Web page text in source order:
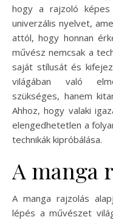
hogy a rajzoló
univerzális nyelvet,
attól, hogy honnan
művész nemcsak a
saját stílusát és
világában való
szükséges, hanem
Ahhoz, hogy valaki
elengedhetetlen a
technikák kipróbálása.
A manga
A manga rajzolás
lépés a művészet